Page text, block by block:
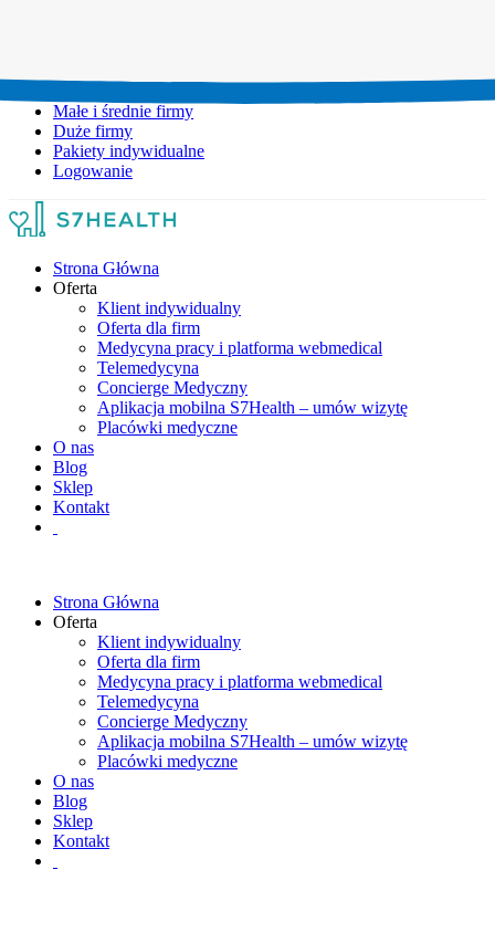
Małe i średnie firmy
Duże firmy
Pakiety indywidualne
Logowanie
Strona Główna
Oferta
Klient indywidualny
Oferta dla firm
Medycyna pracy i platforma webmedical
Telemedycyna
Concierge Medyczny
Aplikacja mobilna S7Health – umów wizytę
Placówki medyczne
O nas
Blog
Sklep
Kontakt
Strona Główna
Oferta
Klient indywidualny
Oferta dla firm
Medycyna pracy i platforma webmedical
Telemedycyna
Concierge Medyczny
Aplikacja mobilna S7Health – umów wizytę
Placówki medyczne
O nas
Blog
Sklep
Kontakt